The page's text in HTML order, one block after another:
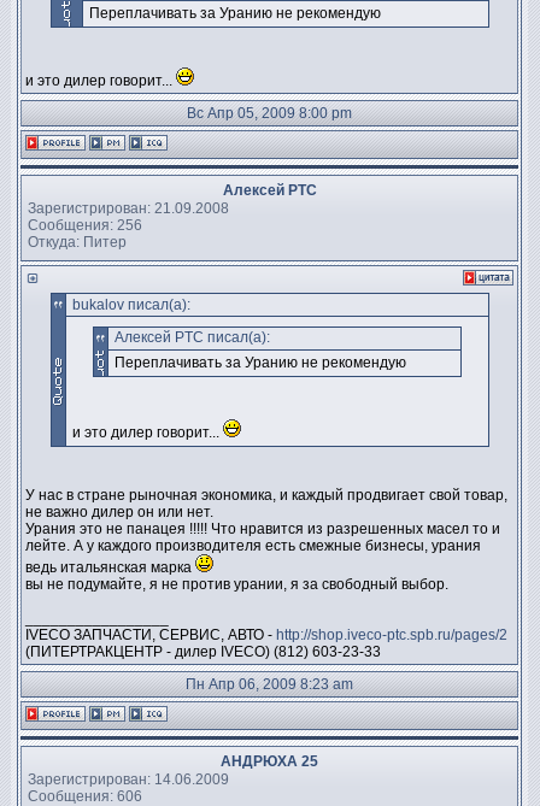
Переплачивать за Уранию не рекомендую
и это дилер говорит...
Вс Апр 05, 2009 8:00 pm
Алексей PTC
Зарегистрирован: 21.09.2008
Сообщения: 256
Откуда: Питер
bukalov писал(а):
Алексей PTC писал(а):
Переплачивать за Уранию не рекомендую
и это дилер говорит...
У нас в стране рыночная экономика, и каждый продвигает свой товар,
не важно дилер он или нет.
Урания это не панацея !!!!! Что нравится из разрешенных масел то и
лейте. А у каждого производителя есть смежные бизнесы, урания
ведь итальянская марка
вы не подумайте, я не против урании, я за свободный выбор.
IVECO ЗАПЧАСТИ, СЕРВИС, АВТО - http://shop.iveco-ptc.spb.ru/pages/2
(ПИТЕРТРАКЦЕНТР - дилер IVECO) (812) 603-23-33
Пн Апр 06, 2009 8:23 am
АНДРЮХА 25
Зарегистрирован: 14.06.2009
Сообщения: 606